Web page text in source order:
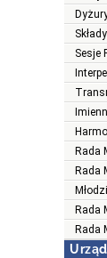
Sesje
Rada
Rada
Rada
Rada